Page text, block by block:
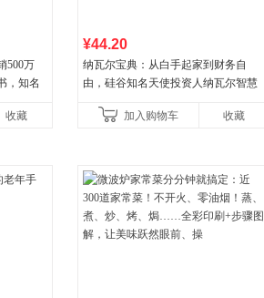
500万
，知名
收藏
¥44.20
纳瓦尔宝典：从白手起家到财务自
由，硅谷知名天使投资人纳瓦尔智慧
加入购物车
收藏